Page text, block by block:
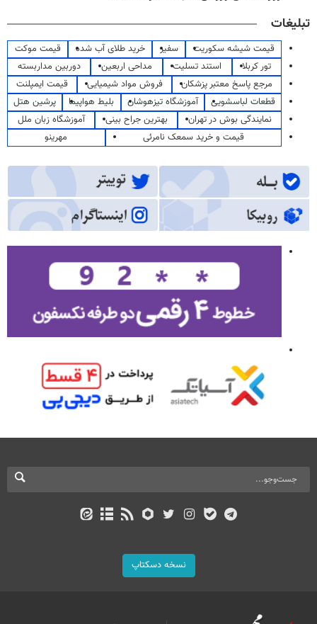
تبلیغات
قیمت شیشه سکوریت سفیر خرید طلای آب شده
قیمت موکت
تور کربلا
استند تسلیت مداحی اربعین
دوربین مداربسته
مرجع پاسخ معتبر پزشکان
فروش مواد شیمیایی
قیمت ایمپلنت
قطعات لباسشویی
آموزشگاه تیزهوشان بلیط هواپیما
پرشین هتل
نمایندگی بوش در تهران
بهترین جراح بینی
آموزشگاه زبان ملل
قیمت و خرید سمعک نامرئی
مهرینو
نسخه دسکتاپ